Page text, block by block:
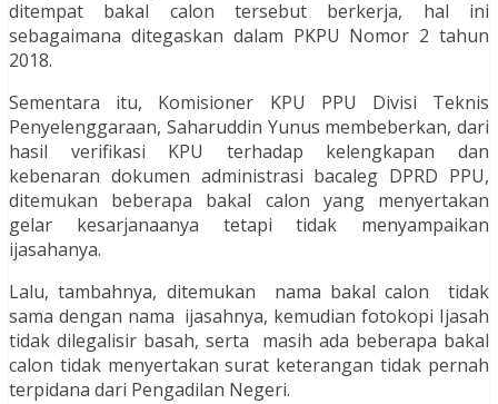
ditempat bakal calon tersebut berkerja, hal ini
sebagaimana ditegaskan dalam PKPU Nomor 2 tahun
2018.
Sementara itu, Komisioner KPU PPU Divisi Teknis
Penyelenggaraan, Saharuddin Yunus membeberkan, dari
hasil verifikasi KPU terhadap kelengkapan dan
kebenaran dokumen administrasi bacaleg DPRD PPU,
ditemukan beberapa bakal calon yang menyertakan
gelar kesarjanaanya tetapi tidak menyampaikan
ijasahanya.
Lalu, tambahnya, ditemukan nama bakal calon tidak
sama dengan nama ijasahnya, kemudian fotokopi Ijasah
tidak dilegalisir basah, serta masih ada beberapa bakal
calon tidak menyertakan surat keterangan tidak pernah
terpidana dari Pengadilan Negeri.